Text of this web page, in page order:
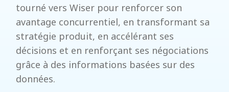
tourné vers Wiser pour renforcer son
avantage concurrentiel, en transformant sa
stratégie produit, en accélérant ses
décisions et en renforçant ses négociations
grâce à des informations basées sur des
données.